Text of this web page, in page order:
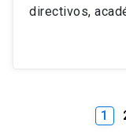
directivos,
1